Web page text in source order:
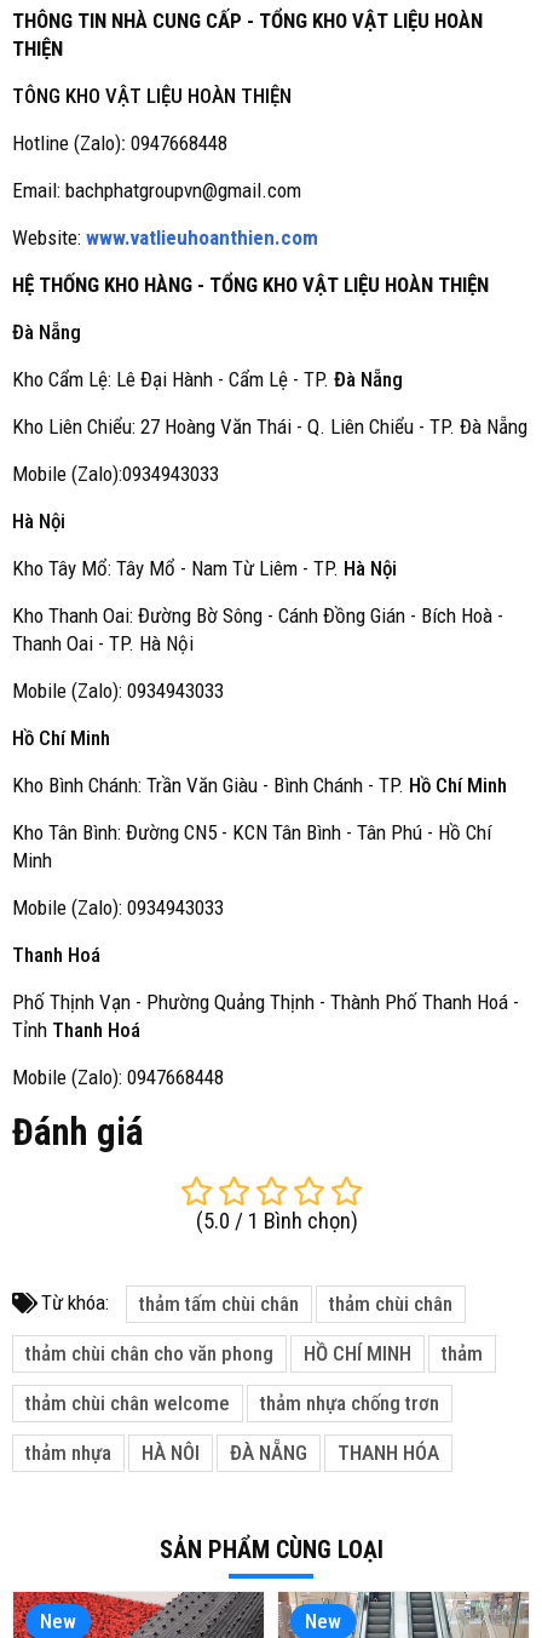
THÔNG TIN NHÀ CUNG CẤP - TỔNG KHO VẬT LIỆU HOÀN
THIỆN
TÔNG KHO VẬT LIỆU HOÀN THIỆN
Hotline (Zalo): 0947668448
Email: bachphatgroupvn@gmail.com
Website: www.vatlieuhoanthien.com
HỆ THỐNG KHO HÀNG - TỔNG KHO VẬT LIỆU HOÀN THIỆN
Đà Nẵng
Kho Cẩm Lệ: Lê Đại Hành - Cẩm Lệ - TP. Đà Nẵng
Kho Liên Chiểu: 27 Hoàng Văn Thái - Q. Liên Chiểu - TP. Đà Nẵng
Mobile (Zalo):0934943033
Hà Nội
Kho Tây Mổ: Tây Mổ - Nam Từ Liêm - TP. Hà Nội
Kho Thanh Oai: Đường Bờ Sông - Cánh Đồng Gián - Bích Hoà -
Thanh Oai - TP. Hà Nội
Mobile (Zalo): 0934943033
Hồ Chí Minh
Kho Bình Chánh: Trần Văn Giàu - Bình Chánh - TP. Hồ Chí Minh
Kho Tân Bình: Đường CN5 - KCN Tân Bình - Tân Phú - Hồ Chí
Minh
Mobile (Zalo): 0934943033
Thanh Hoá
Phố Thịnh Vạn - Phường Quảng Thịnh - Thành Phố Thanh Hoá -
Tỉnh Thanh Hoá
Mobile (Zalo): 0947668448
Đánh giá
(5.0 / 1 Bình chọn)
Từ khóa: thảm tấm chùi chân thảm chùi chân
thảm chùi chân cho văn phong HỒ CHÍ MINH thảm
thảm chùi chân welcome thảm nhựa chống trơn
thảm nhựa HÀ NÔI ĐÀ NẴNG THANH HÓA
SẢN PHẨM CÙNG LOẠI
New New